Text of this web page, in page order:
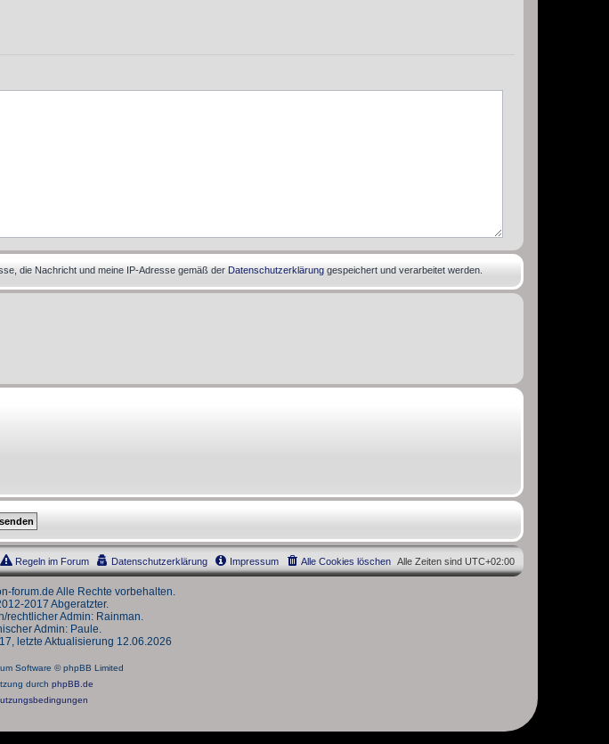
die Nachricht und meine IP-Adresse gemäß der Datenschutzerklärung gespeichert und verarbeitet werden.
Alle Zeiten sind UTC+02:00
Alle Cookies löschen
Impressum
Datenschutzerklärung
Regeln im Forum
forum.de Alle Rechte vorbehalten.
2017 Abgeratzter.
rechtlicher Admin: Rainman.
Admin: Paule.
letzte Aktualisierung 12.06.2026
Software © phpBB Limited
durch phpBB.de